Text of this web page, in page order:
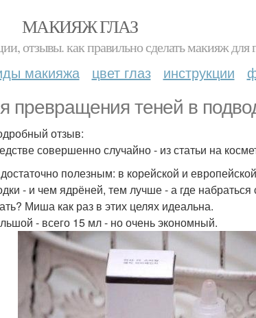
МАКИЯЖ ГЛАЗ
отзывы. как правильно сделать макияж для
макияжа цвет глаз инструкции
превращения теней в
отзыв:
совершенно случайно - из статьи на
полезным: в корейской и
- и чем ядрёней, тем лучше - а где
Миша как раз в этих целях идеальна.
- всего 15 мл - но очень экономный.